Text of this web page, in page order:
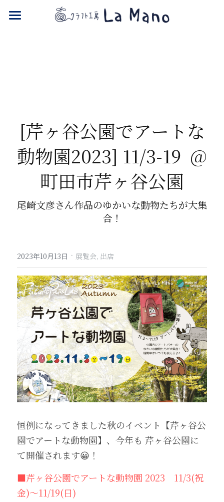
[芹ヶ谷公園でアートな
動物園2023] 11/3-19  @
町田市芹ヶ谷公園
尾崎文彦さん作品のゆかいな動物たちが大集
合！
2023年10月13日 · 展覧会, 出店
恒例になってきました秋のイベント【芹ヶ谷公
園でアートな動物園】、今年も 芹ヶ谷公園に
て開催されます😀！
■芹ヶ谷公園でアートな動物園 2023　11/3(祝
金)〜11/19(日)